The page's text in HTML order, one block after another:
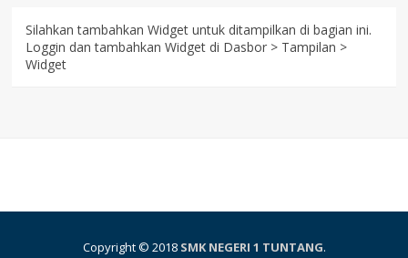
Silahkan tambahkan Widget untuk ditampilkan di bagian ini.
Loggin dan tambahkan Widget di Dasbor > Tampilan >
Widget
Copyright © 2018 SMK NEGERI 1 TUNTANG.